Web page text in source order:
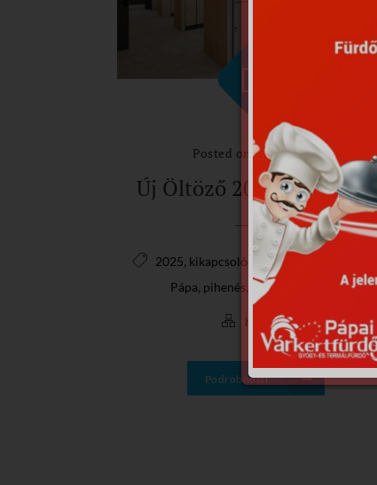
Posted on 2026.01.16.
Új Öltöző 2025.12.26.-tól
2025, kikapcsolódás ,megújult
Pápa, pihenés Várkertfürdő
hirek
Podrobnosti